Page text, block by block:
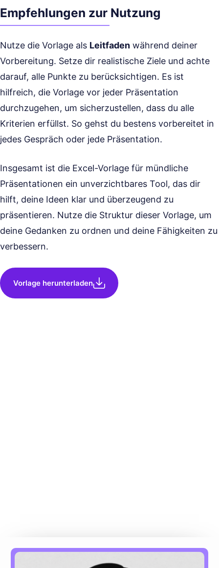
Empfehlungen zur Nutzung
Nutze die Vorlage als Leitfaden während deiner
Vorbereitung. Setze dir realistische Ziele und achte
darauf, alle Punkte zu berücksichtigen. Es ist
hilfreich, die Vorlage vor jeder Präsentation
durchzugehen, um sicherzustellen, dass du alle
Kriterien erfüllst. So gehst du bestens vorbereitet in
jedes Gespräch oder jede Präsentation.
Insgesamt ist die Excel-Vorlage für mündliche
Präsentationen ein unverzichtbares Tool, das dir
hilft, deine Ideen klar und überzeugend zu
präsentieren. Nutze die Struktur dieser Vorlage, um
deine Gedanken zu ordnen und deine Fähigkeiten zu
verbessern.
Vorlage herunterladen